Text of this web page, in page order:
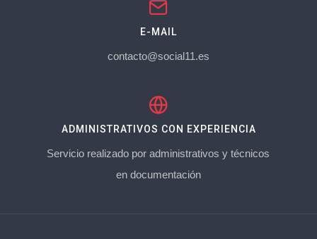
E-MAIL
contacto@social11.es
ADMINISTRATIVOS CON EXPERIENCIA
Servicio realizado por administrativos y técnicos
en documentación